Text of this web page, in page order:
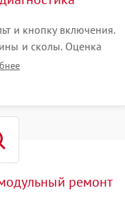
и кнопку включения.
и сколы. Оценка
и индикаторов
ремонт